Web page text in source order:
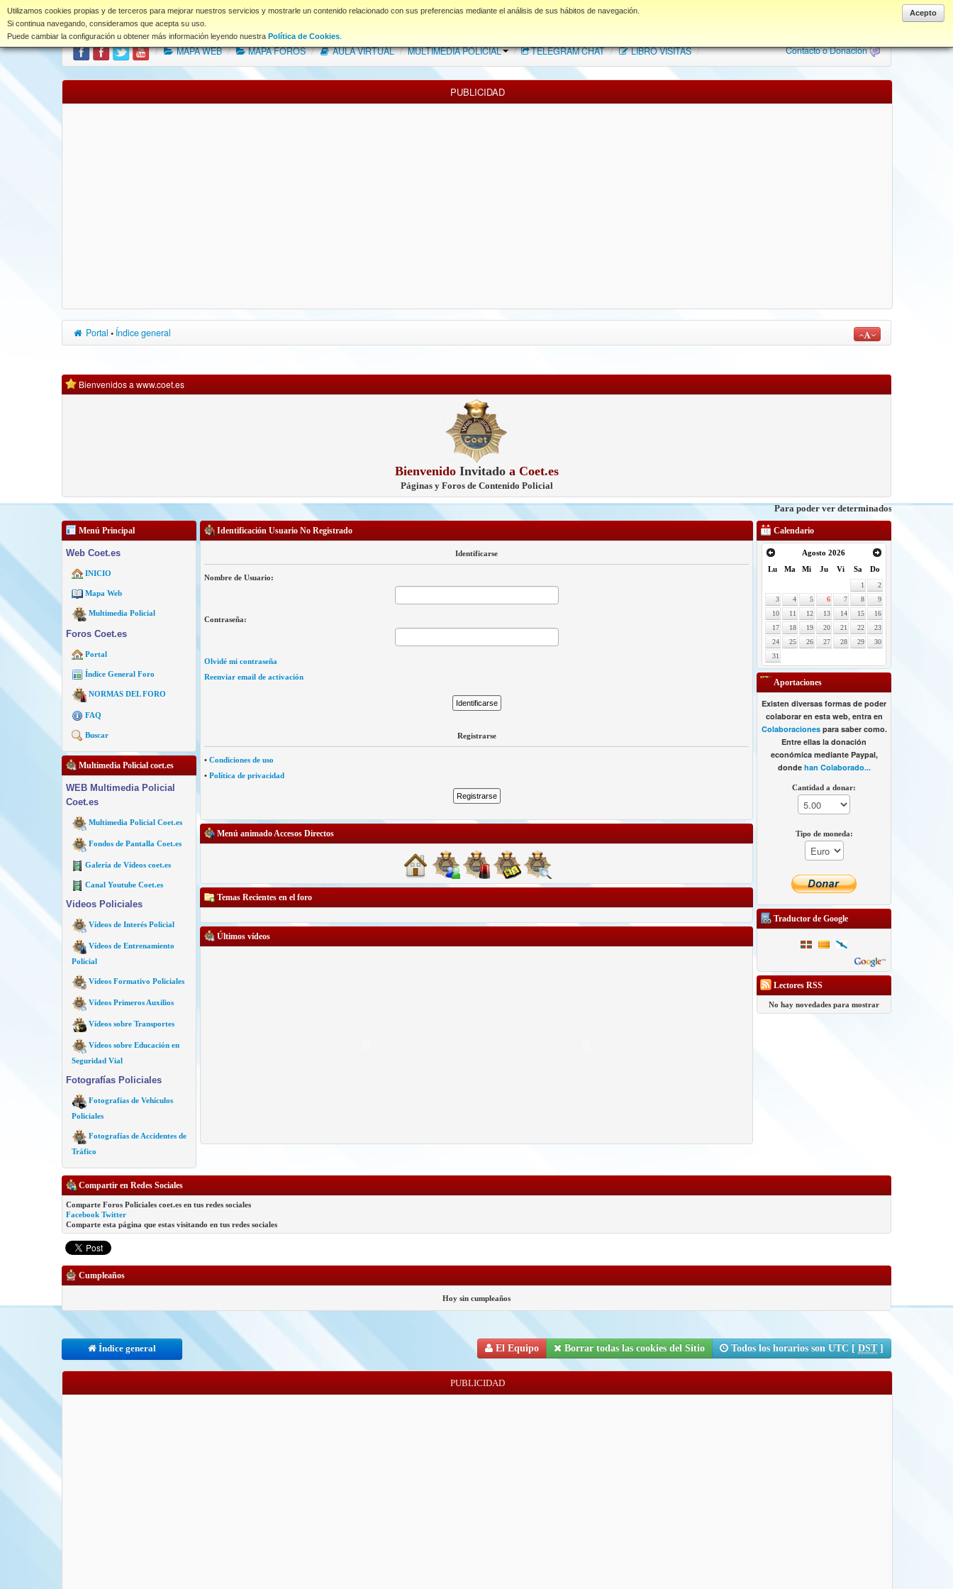
Acepto
Utilizamos cookies propias y de terceros para mejorar nuestros servicios y mostrarle un contenido relacionado con sus preferencias mediante el análisis de sus hábitos de navegación.
Si continua navegando, consideramos que acepta su uso.
Puede cambiar la configuración u obtener más información leyendo nuestra Política de Cookies
www.coet.es Portal Índice Foros FAQ NORMAS FORO Descargas
/ MAPA WEB / MAPA FOROS / AULA VIRTUAL / MULTIMEDIA POLICIAL / TELEGRAM CHAT / LIBRO VISITAS / Contacto o Donación
PUBLICIDAD
Portal • Índice general
Bienvenidos a www.coet.es
BienvenidoInvitado a Coet.es
Páginas y Foros de Contenido Policial
Para poder ver determinados contenidos debe
Menú Principal
Web Coet.es
INICIO
Mapa Web
Multimedia Policial
Foros Coet.es
Portal
Índice General Foro
NORMAS DEL FORO
FAQ
Buscar
Multimedia Policial coet.es
WEB Multimedia Policial
Coet.es
Multimedia Policial Coet.es
Fondos de Pantalla Coet.es
Galería de Vídeos coet.es
Canal Youtube Coet.es
Videos Policiales
Vídeos de Interés Policial
Vídeos de Entrenamiento
Policial
Vídeos Formativo Policiales
Vídeos Primeros Auxilios
Vídeos sobre Transportes
Vídeos sobre Educación en
Seguridad Vial
Fotografías Policiales
Fotografías de Vehículos
Policiales
Fotografías de Accidentes de
Tráfico
Identificación Usuario No Registrado
Identificarse
Nombre de Usuario:
Contraseña:
Olvidé mi contraseña
Reenviar email de activación
Registrarse
• Condiciones de uso
• Política de privacidad
Menú animado Accesos Directos
Temas Recientes en el foro
Últimos vídeos
Calendario
Agosto 2026
Lu
Ma Mi Ju Vi Sa Do
1
2
3
4 5 6 7 8
9
10
11 12 13 14 15
16
17
18 19 20 21 22
23
24
25 26 27 28 29
30
31
Aportaciones
Existen diversas formas de poder
colaborar en esta web, entra en
Colaboracionespara saber como.
Entre ellas la donación
económica mediante Paypal,
donde han Colaborado...
Cantidad a donar:
Tipo de moneda:
Traductor de Google
Lectores RSS
No hay novedades para mostrar
Compartir en Redes Sociales
Comparte Foros Policiales coet.es en tus redes sociales
Facebook Twitter
Comparte esta página que estas visitando en tus redes sociales
Cumpleaños
Hoy sin cumpleaños
Índice general El Equipo Borrar todas las cookies del Sitio Todos los horarios son UTC [ DST]
PUBLICIDAD